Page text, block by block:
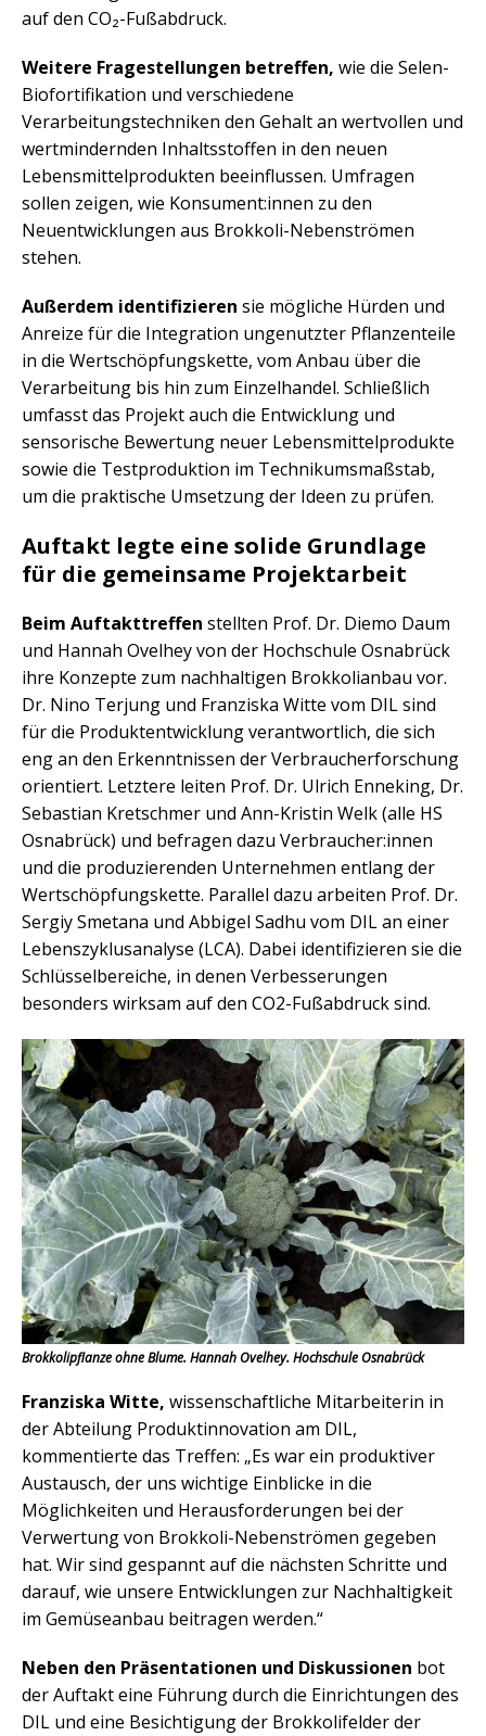
auf den CO₂-Fußabdruck.
Weitere Fragestellungen betreffen, wie die Selen-
Biofortifikation und verschiedene
Verarbeitungstechniken den Gehalt an wertvollen und
wertmindernden Inhaltsstoffen in den neuen
Lebensmittelprodukten beeinflussen. Umfragen
sollen zeigen, wie Konsument:innen zu den
Neuentwicklungen aus Brokkoli-Nebenströmen
stehen.
Außerdem identifizieren sie mögliche Hürden und
Anreize für die Integration ungenutzter Pflanzenteile
in die Wertschöpfungskette, vom Anbau über die
Verarbeitung bis hin zum Einzelhandel. Schließlich
umfasst das Projekt auch die Entwicklung und
sensorische Bewertung neuer Lebensmittelprodukte
sowie die Testproduktion im Technikumsmaßstab,
um die praktische Umsetzung der Ideen zu prüfen.
Auftakt legte eine solide Grundlage
für die gemeinsame Projektarbeit
Beim Auftakttreffen stellten Prof. Dr. Diemo Daum
und Hannah Ovelhey von der Hochschule Osnabrück
ihre Konzepte zum nachhaltigen Brokkolianbau vor.
Dr. Nino Terjung und Franziska Witte vom DIL sind
für die Produktentwicklung verantwortlich, die sich
eng an den Erkenntnissen der Verbraucherforschung
orientiert. Letztere leiten Prof. Dr. Ulrich Enneking, Dr.
Sebastian Kretschmer und Ann-Kristin Welk (alle HS
Osnabrück) und befragen dazu Verbraucher:innen
und die produzierenden Unternehmen entlang der
Wertschöpfungskette. Parallel dazu arbeiten Prof. Dr.
Sergiy Smetana und Abbigel Sadhu vom DIL an einer
Lebenszyklusanalyse (LCA). Dabei identifizieren sie die
Schlüsselbereiche, in denen Verbesserungen
besonders wirksam auf den CO2-Fußabdruck sind.
Brokkolipflanze ohne Blume. Hannah Ovelhey. Hochschule Osnabrück
Franziska Witte, wissenschaftliche Mitarbeiterin in
der Abteilung Produktinnovation am DIL,
kommentierte das Treffen: „Es war ein produktiver
Austausch, der uns wichtige Einblicke in die
Möglichkeiten und Herausforderungen bei der
Verwertung von Brokkoli-Nebenströmen gegeben
hat. Wir sind gespannt auf die nächsten Schritte und
darauf, wie unsere Entwicklungen zur Nachhaltigkeit
im Gemüseanbau beitragen werden.“
Neben den Präsentationen und Diskussionen bot
der Auftakt eine Führung durch die Einrichtungen des
DIL und eine Besichtigung der Brokkolifelder der